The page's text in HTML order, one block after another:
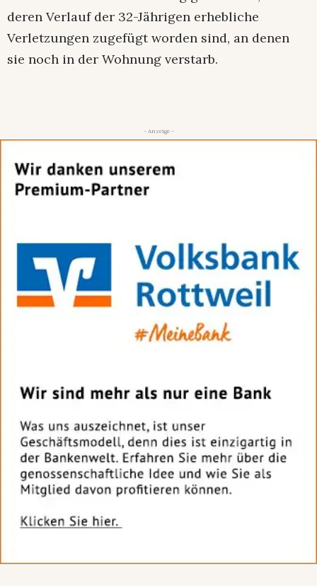
deren Verlauf der 32-Jährigen erhebliche
Verletzungen zugefügt worden sind, an denen
sie noch in der Wohnung verstarb.
- Anzeige -